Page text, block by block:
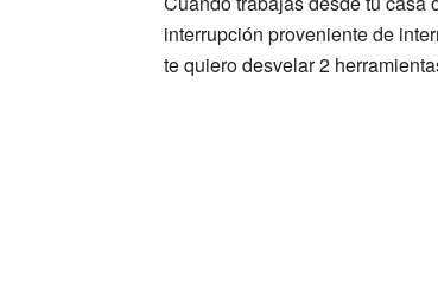
interrupción proveniente de
te quiero desvelar 2